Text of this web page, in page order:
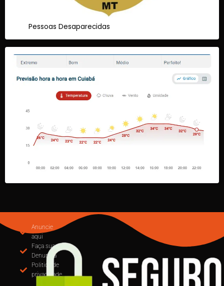
Pessoas Desaparecidas
Anuncie
aqui
Faça sua
Denuncia
Politica de
privacidade